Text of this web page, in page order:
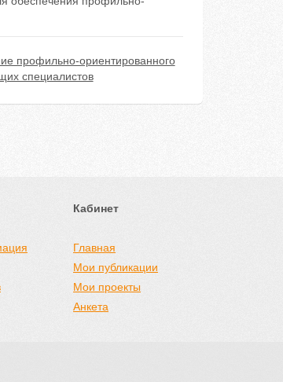
профильно-ориентированного
специалистов
Кабинет
Главная
Мои публикации
Мои проекты
Анкета